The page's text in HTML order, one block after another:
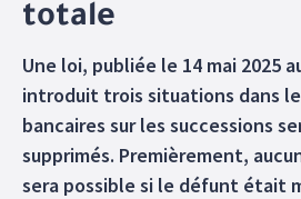
totale
Une loi, publiée le 14 mai 2025
introduit trois situations dans
bancaires sur les successions
supprimés. Premièrement,
sera possible si le défunt était